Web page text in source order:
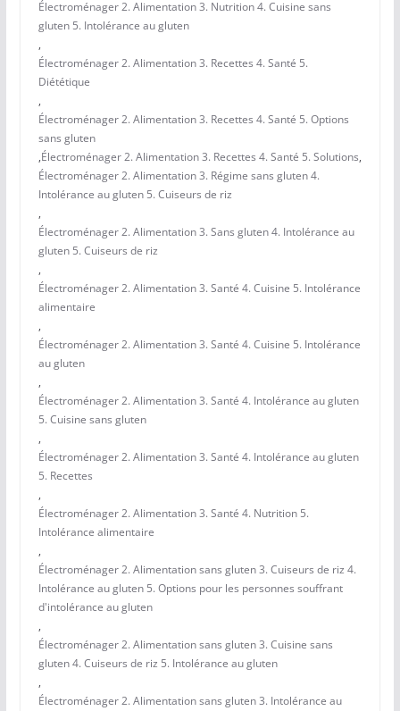
Électroménager 2. Alimentation 3. Nutrition 4. Cuisine sans
gluten 5. Intolérance au gluten
,
Électroménager 2. Alimentation 3. Recettes 4. Santé 5.
Diététique
,
Électroménager 2. Alimentation 3. Recettes 4. Santé 5. Options
sans gluten
,Électroménager 2. Alimentation 3. Recettes 4. Santé 5. Solutions,
Électroménager 2. Alimentation 3. Régime sans gluten 4.
Intolérance au gluten 5. Cuiseurs de riz
,
Électroménager 2. Alimentation 3. Sans gluten 4. Intolérance au
gluten 5. Cuiseurs de riz
,
Électroménager 2. Alimentation 3. Santé 4. Cuisine 5. Intolérance
alimentaire
,
Électroménager 2. Alimentation 3. Santé 4. Cuisine 5. Intolérance
au gluten
,
Électroménager 2. Alimentation 3. Santé 4. Intolérance au gluten
5. Cuisine sans gluten
,
Électroménager 2. Alimentation 3. Santé 4. Intolérance au gluten
5. Recettes
,
Électroménager 2. Alimentation 3. Santé 4. Nutrition 5.
Intolérance alimentaire
,
Électroménager 2. Alimentation sans gluten 3. Cuiseurs de riz 4.
Intolérance au gluten 5. Options pour les personnes souffrant
d'intolérance au gluten
,
Électroménager 2. Alimentation sans gluten 3. Cuisine sans
gluten 4. Cuiseurs de riz 5. Intolérance au gluten
,
Électroménager 2. Alimentation sans gluten 3. Intolérance au